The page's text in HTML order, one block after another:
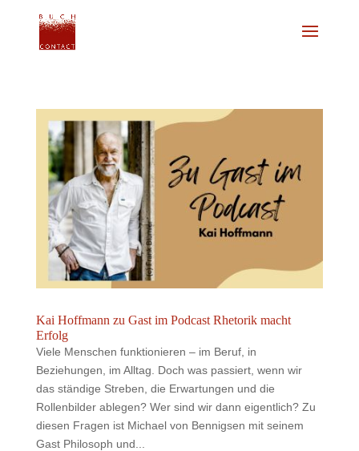
Kai Hoffmann zu Gast im Podcast Rhetorik macht
Erfolg
Viele Menschen funktionieren – im Beruf, in
Beziehungen, im Alltag. Doch was passiert, wenn wir
das ständige Streben, die Erwartungen und die
Rollenbilder ablegen? Wer sind wir dann eigentlich? Zu
diesen Fragen ist Michael von Bennigsen mit seinem
Gast Philosoph und...